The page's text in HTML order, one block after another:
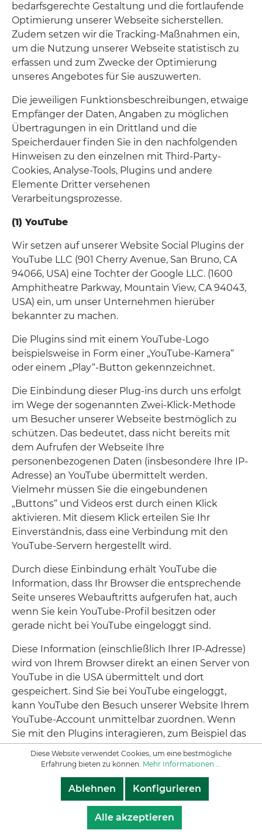
bedarfsgerechte Gestaltung und die fortlaufende
Optimierung unserer Webseite sicherstellen.
Zudem setzen wir die Tracking-Maßnahmen ein,
um die Nutzung unserer Webseite statistisch zu
erfassen und zum Zwecke der Optimierung
unseres Angebotes für Sie auszuwerten.
Die jeweiligen Funktionsbeschreibungen, etwaige
Empfänger der Daten, Angaben zu möglichen
Übertragungen in ein Drittland und die
Speicherdauer finden Sie in den nachfolgenden
Hinweisen zu den einzelnen mit Third-Party-
Cookies, Analyse-Tools, Plugins und andere
Elemente Dritter versehenen
Verarbeitungsprozesse.
(1) YouTube
Wir setzen auf unserer Website Social Plugins der
YouTube LLC (901 Cherry Avenue, San Bruno, CA
94066, USA) eine Tochter der Google LLC. (1600
Amphitheatre Parkway, Mountain View, CA 94043,
USA) ein, um unser Unternehmen hierüber
bekannter zu machen.
Die Plugins sind mit einem YouTube-Logo
beispielsweise in Form einer „YouTube-Kamera“
oder einem „Play“-Button gekennzeichnet.
Die Einbindung dieser Plug-ins durch uns erfolgt
im Wege der sogenannten Zwei-Klick-Methode
um Besucher unserer Webseite bestmöglich zu
schützen. Das bedeutet, dass nicht bereits mit
dem Aufrufen der Webseite Ihre
personenbezogenen Daten (insbesondere Ihre IP-
Adresse) an YouTube übermittelt werden.
Vielmehr müssen Sie die eingebundenen
„Buttons“ und Videos erst durch einen Klick
aktivieren. Mit diesem Klick erteilen Sie Ihr
Einverständnis, dass eine Verbindung mit den
YouTube-Servern hergestellt wird.
Durch diese Einbindung erhält YouTube die
Information, dass Ihr Browser die entsprechende
Seite unseres Webauftritts aufgerufen hat, auch
wenn Sie kein YouTube-Profil besitzen oder
gerade nicht bei YouTube eingeloggt sind.
Diese Information (einschließlich Ihrer IP-Adresse)
wird von Ihrem Browser direkt an einen Server von
YouTube in die USA übermittelt und dort
gespeichert. Sind Sie bei YouTube eingeloggt,
kann YouTube den Besuch unserer Website Ihrem
YouTube-Account unmittelbar zuordnen. Wenn
Sie mit den Plugins interagieren, zum Beispiel das
„YouTube“-Button betätigen, wird diese
Information ebenfalls direkt an einen Server von
YouTube übermittelt und dort gespeichert. Die
Informationen werden außerdem auf Ihrem
YouTube-Account veröffentlicht und dort Ihren
Kontakten angezeigt.
Diese Website verwendet Cookies, um eine bestmögliche
Erfahrung bieten zu können. Mehr Informationen ...
Ablehnen Konfigurieren
Alle akzeptieren